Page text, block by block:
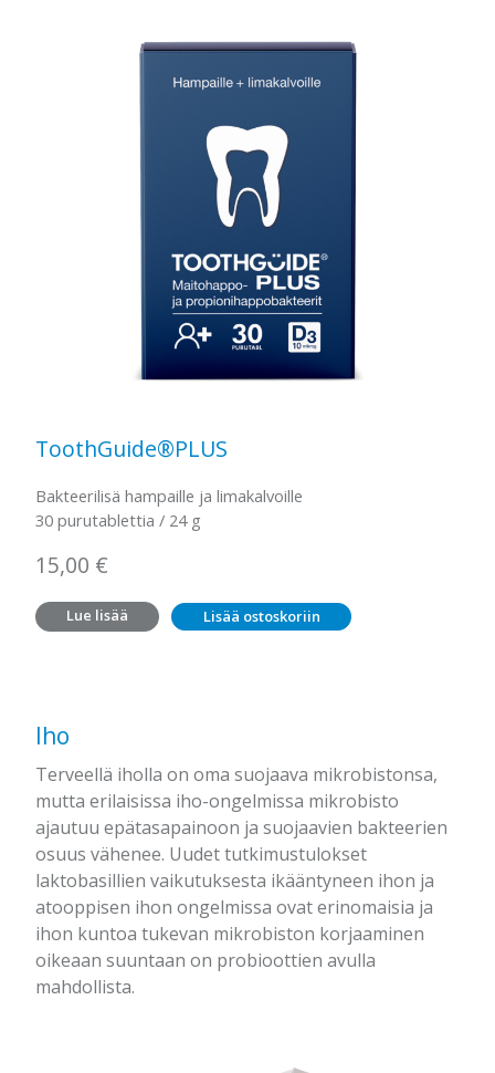
ToothGuide®PLUS
Bakteerilisä hampaille ja limakalvoille
30 purutablettia / 24 g
15,00 €
Lue lisää Lisää ostoskoriin
Iho
Terveellä iholla on oma suojaava mikrobistonsa,
mutta erilaisissa iho-ongelmissa mikrobisto
ajautuu epätasapainoon ja suojaavien bakteerien
osuus vähenee. Uudet tutkimustulokset
laktobasillien vaikutuksesta ikääntyneen ihon ja
atooppisen ihon ongelmissa ovat erinomaisia ja
ihon kuntoa tukevan mikrobiston korjaaminen
oikeaan suuntaan on probioottien avulla
mahdollista.